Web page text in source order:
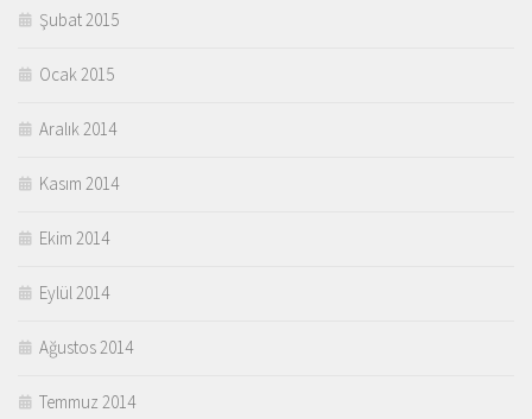
Şubat 2015
Ocak 2015
Aralık 2014
Kasım 2014
Ekim 2014
Eylül 2014
Ağustos 2014
Temmuz 2014